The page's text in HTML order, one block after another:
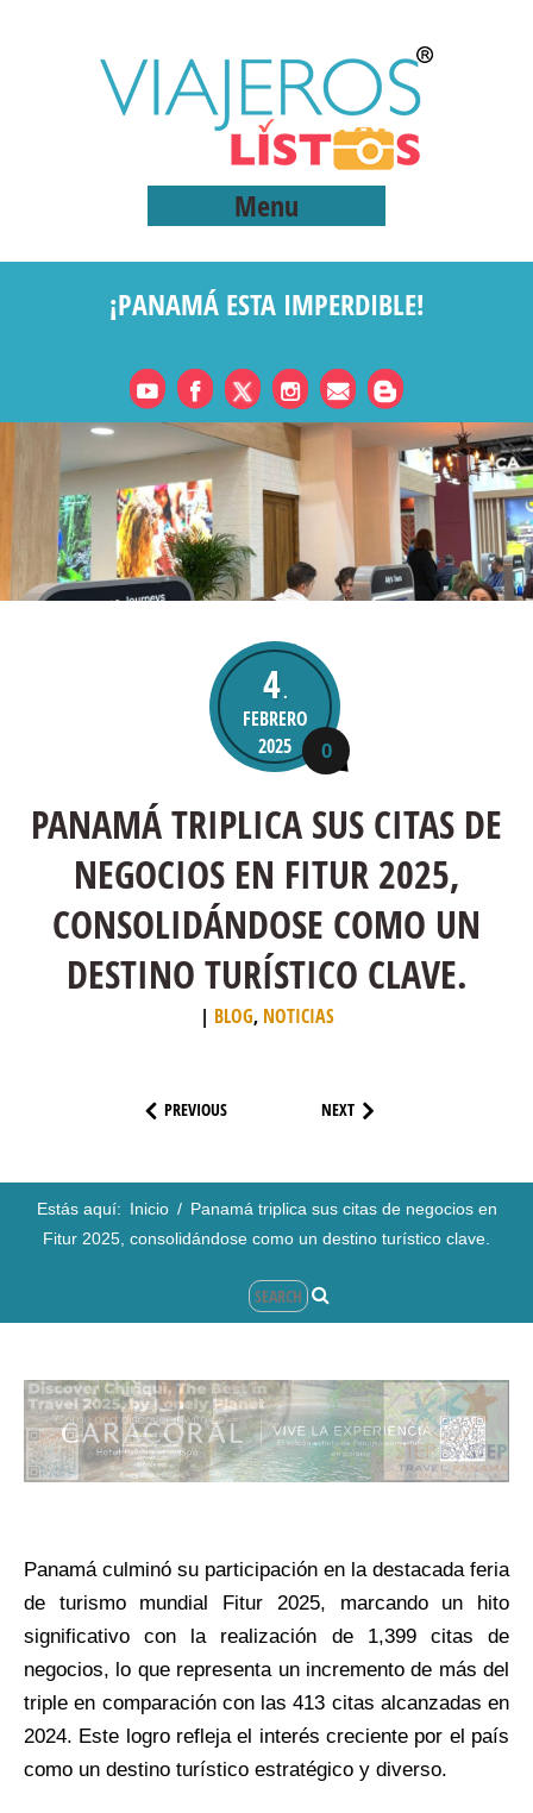
Menu
¡PANAMÁ ESTA IMPERDIBLE!
4.
FEBRERO
2025
0
PANAMÁ TRIPLICA SUS CITAS DE
NEGOCIOS EN FITUR 2025,
CONSOLIDÁNDOSE COMO UN
DESTINO TURÍSTICO CLAVE.
BLOG, NOTICIAS
PREVIOUS NEXT
Estás aquí: Inicio / Panamá triplica sus citas de negocios en
Fitur 2025, consolidándose como un destino turístico clave.
Panamá culminó su participación en la destacada feria
de turismo mundial Fitur 2025, marcando un hito
significativo con la realización de 1,399 citas de
negocios, lo que representa un incremento de más del
triple en comparación con las 413 citas alcanzadas en
2024. Este logro refleja el interés creciente por el país
como un destino turístico estratégico y diverso.